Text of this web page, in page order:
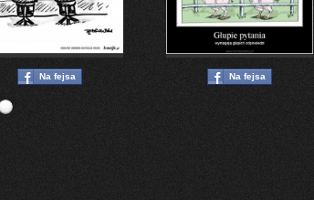
Na fejsa Na fejsa